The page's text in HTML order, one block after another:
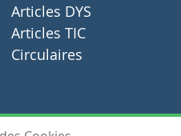
début d'année pour
Articles DYS
Articles TIC
Circulaires